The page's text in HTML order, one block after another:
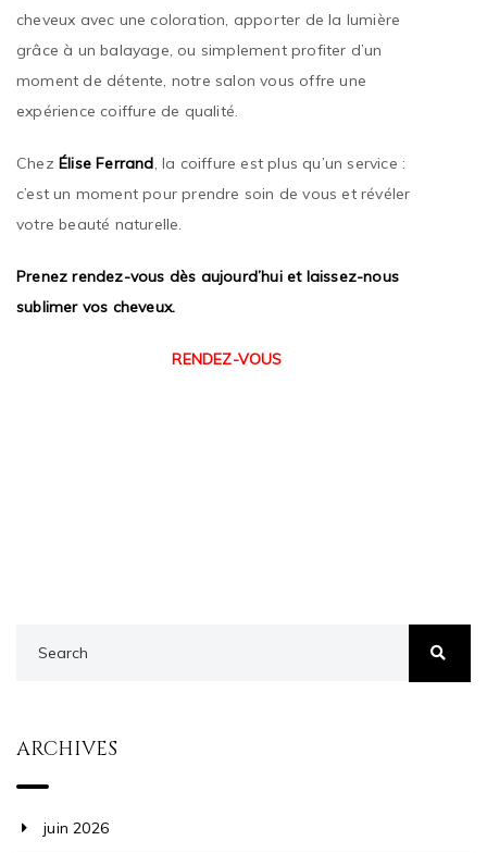
cheveux avec une coloration, apporter de la lumière
grâce à un balayage, ou simplement profiter d’un
moment de détente, notre salon vous offre une
expérience coiffure de qualité.
Chez Élise Ferrand, la coiffure est plus qu’un service :
c’est un moment pour prendre soin de vous et révéler
votre beauté naturelle.
Prenez rendez-vous dès aujourd’hui et laissez-nous
sublimer vos cheveux.
RENDEZ-VOUS
ARCHIVES
juin 2026